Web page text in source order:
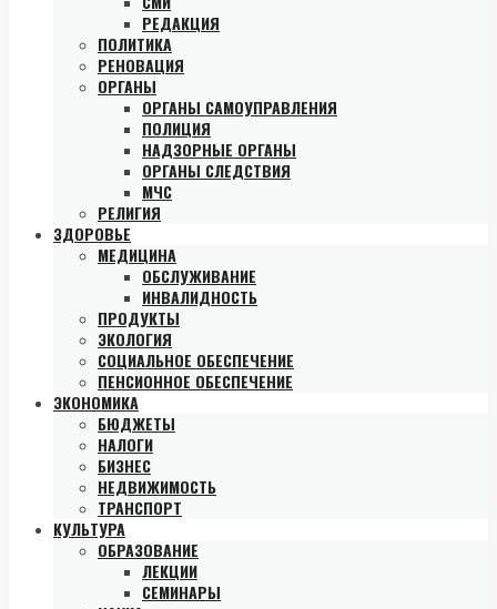
РЕДАКЦИЯ
ПОЛИТИКА
РЕНОВАЦИЯ
ОРГАНЫ
ОРГАНЫ САМОУПРАВЛЕНИЯ
ПОЛИЦИЯ
НАДЗОРНЫЕ ОРГАНЫ
ОРГАНЫ СЛЕДСТВИЯ
МЧС
РЕЛИГИЯ
ЗДОРОВЬЕ
МЕДИЦИНА
ОБСЛУЖИВАНИЕ
ИНВАЛИДНОСТЬ
ПРОДУКТЫ
ЭКОЛОГИЯ
СОЦИАЛЬНОЕ ОБЕСПЕЧЕНИЕ
ПЕНСИОННОЕ ОБЕСПЕЧЕНИЕ
ЭКОНОМИКА
БЮДЖЕТЫ
НАЛОГИ
БИЗНЕС
НЕДВИЖИМОСТЬ
ТРАНСПОРТ
КУЛЬТУРА
ОБРАЗОВАНИЕ
ЛЕКЦИИ
СЕМИНАРЫ